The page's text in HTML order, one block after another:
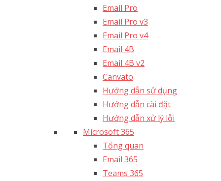
Email Pro
Email Pro v3
Email Pro v4
Email 4B
Email 4B v2
Canvato
Hướng dẫn sử dụng
Hướng dẫn cài đặt
Hướng dẫn xử lý lỗi
Microsoft 365
Tổng quan
Email 365
Teams 365